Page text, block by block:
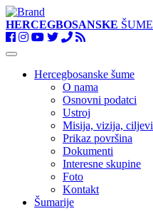
HERCEGBOSANSKE ŠUME
Toggle
navigationHercegbosanske šume
O nama
Osnovni podatci
Ustroj
Misija, vizija, ciljevi
Prikaz površina
Dokumenti
Interesne skupine
Foto
Kontakt
Šumarije